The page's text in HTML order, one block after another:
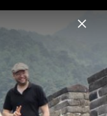
Menu
Fotos Biografie